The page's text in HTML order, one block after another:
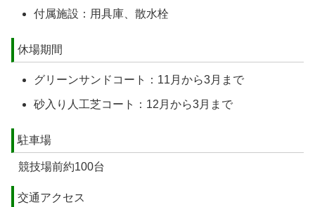
付属施設：用具庫、散水栓
休場期間
グリーンサンドコート：11月から3月まで
砂入り人工芝コート：12月から3月まで
駐車場
競技場前約100台
交通アクセス